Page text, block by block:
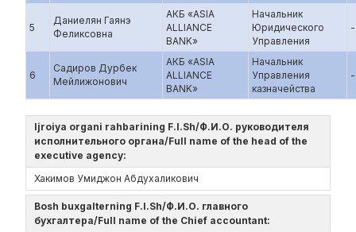
5
Даниелян Гаянэ
Феликсовна
АКБ «ASIA
ALLIANCE
BANK»
Начальник
Юридического
Управления
-
6
Садиров Дурбек
Мейлижонович
АКБ «ASIA
ALLIANCE
BANK»
Начальник
Управления
казначейства
-
Ijroiya organi rahbarining F.I.Sh/Ф.И.О. руководителя
исполнительного органа/Full name of the head of the
executive agency:
Хакимов Умиджон Абдухаликович
Bosh buxgalterning F.I.Sh/Ф.И.О. главного
бухгалтера/Full name of the Chief accountant: